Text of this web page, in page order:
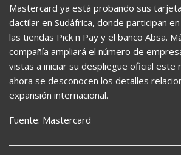
Mastercard ya está probando sus
dactilar en Sudáfrica, donde participan
las tiendas Pick n Pay y el banco Absa.
compañía ampliará el número de
vistas a iniciar su despliegue oficial este
ahora se desconocen los detalles
expansión internacional.
Fuente: Mastercard